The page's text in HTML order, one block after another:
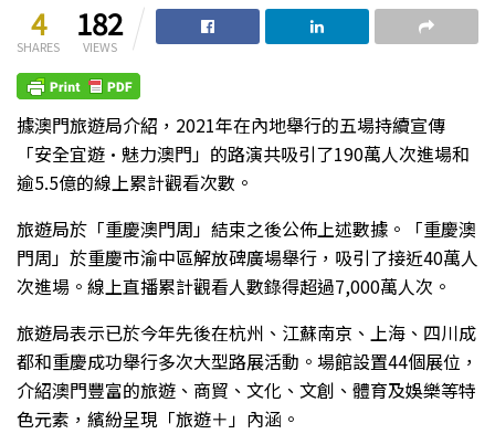
4
SHARES
182
VIEWS
據澳門旅遊局介紹，2021年在內地舉行的五場持續宣傳
「安全宜遊·魅力澳門」的路演共吸引了190萬人次進場和
逾5.5億的線上累計觀看次數。
旅遊局於「重慶澳門周」結束之後公佈上述數據。「重慶澳
門周」於重慶市渝中區解放碑廣場舉行，吸引了接近40萬人
次進場。線上直播累計觀看人數錄得超過7,000萬人次。
旅遊局表示已於今年先後在杭州、江蘇南京、上海、四川成
都和重慶成功舉行多次大型路展活動。場館設置44個展位，
介紹澳門豐富的旅遊、商貿、文化、文創、體育及娛樂等特
色元素，繽紛呈現「旅遊＋」內涵。